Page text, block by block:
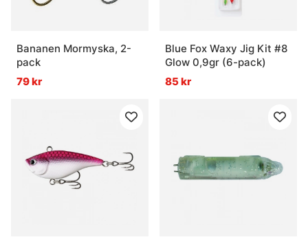
Bananen Mormyska, 2-
pack
79 kr
Blue Fox Waxy Jig Kit #8
Glow 0,9gr (6-pack)
85 kr